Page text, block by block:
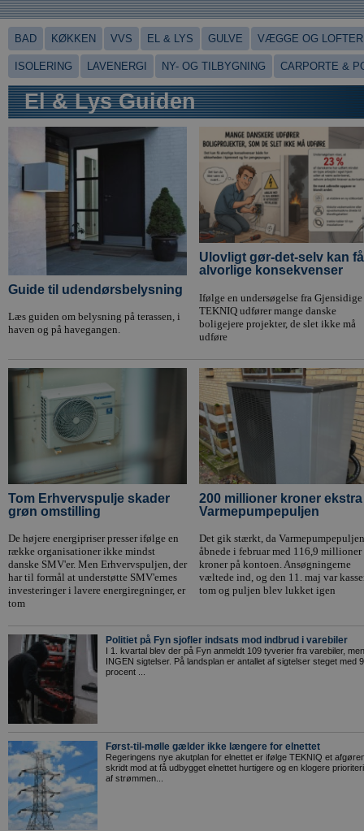
BAD KØKKEN VVS EL & LYS GULVE VÆGGE OG LOFTER
ISOLERING LAVENERGI NY- OG TILBYGNING CARPORTE &
El & Lys Guiden
Guide til udendørsbelysning
Læs guiden om belysning på terassen, i
haven og på havegangen.
Ulovligt gør-det-selv kan få
alvorlige konsekvenser
Ifølge en undersøgelse fra
TEKNIQ udfører mange danske
boligejere projekter, de slet ikke må
udføre
Tom Erhvervspulje skader
grøn omstilling
De højere energipriser presser ifølge en
række organisationer ikke mindst
danske SMV'er. Men Erhvervspuljen, der
har til formål at understøtte SMV'ernes
investeringer i lavere energiregninger, er
tom
200 millioner kroner
Varmepumpepuljen
Det gik stærkt, da Varmepumpepuljen
åbnede i februar med 116,9 millioner
kroner på kontoen. Ansøgningerne
væltede ind, og den 11. maj var
tom og puljen blev lukket igen
Politiet på Fyn sjofler indsats mod indbrud i varebiler
I 1. kvartal blev der på Fyn anmeldt 109 tyverier fra varebiler, men
INGEN sigtelser. På landsplan er antallet af sigtelser steget med
procent ...
Først-til-mølle gælder ikke længere for elnettet
Regeringens nye akutplan for elnettet er ifølge TEKNIQ et
skridt mod at få udbygget elnettet hurtigere og en klogere
af strømmen...